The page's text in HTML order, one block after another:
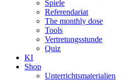
Spiele
Referendariat
The monthly dose
Tools
Vertretungsstunde
Quiz
KI
Shop
Unterrichtsmaterialien